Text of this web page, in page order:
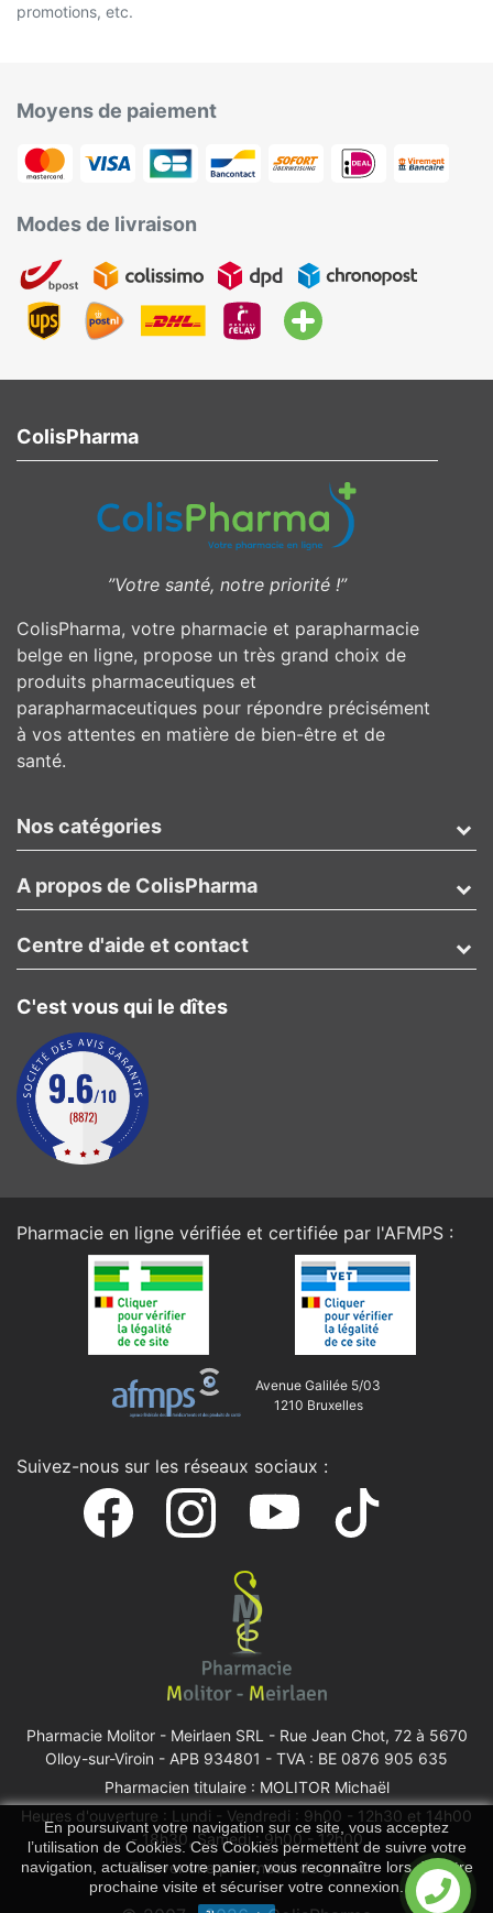
promotions, etc.
Moyens de paiement
Modes de livraison
ColisPharma
”Votre santé, notre priorité !”
ColisPharma, votre pharmacie et parapharmacie
belge en ligne, propose un très grand choix de
produits pharmaceutiques et
parapharmaceutiques pour répondre précisément
à vos attentes en matière de bien-être et de
santé.
Nos catégories
A propos de ColisPharma
En poursuivant votre navigation sur ce site, vous acceptez
l’utilisation de Cookies. Ces Cookies permettent de suivre votre
navigation, actualiser votre panier, vous reconnaître lors de votre
prochaine visite et sécuriser votre connexion.
C'est vous qui le dîtes
Centre d'aide et contact
Pharmacie en ligne vérifiée et certifiée par l'AFMPS :
Avenue Galilée 5/03
1210 Bruxelles
Suivez-nous sur les réseaux sociaux :
Pharmacie Molitor - Meirlaen SRL - Rue Jean Chot, 72 à 5670
Olloy-sur-Viroin - APB 934801 - TVA : BE 0876 905 635
Pharmacien titulaire : MOLITOR Michaël
Heures d'ouverture : Lundi - Vendredi : 9h00 - 12h30 et 14h00
- 18h30, Samedi : 9h00 - 12h00
Trouver une pharmacie de garde